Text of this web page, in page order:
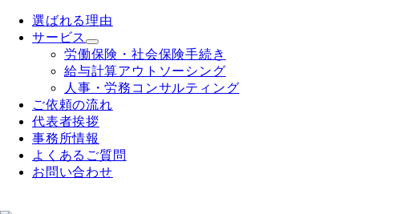
選ばれる理由
サービス
労働保険・社会保険手続き
給与計算アウトソーシング
人事・労務コンサルティング
ご依頼の流れ
代表者挨拶
事務所情報
よくあるご質問
お問い合わせ